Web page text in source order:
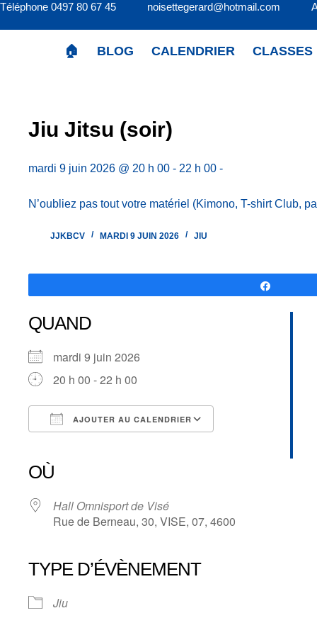
Passer
Téléphone 0497 80 67 45 noisettegerard@hotmail.com
🏠 BLOG CALENDRIER CLASSES
Jiu Jitsu (soir)
mardi 9 juin 2026 @ 20 h 00 - 22 h 00 -
N’oubliez pas tout votre matériel (Kimono, T-shirt Club,
JJKBCV MARDI 9 JUIN 2026 JIU
QUAND
mardi 9 juin 2026
20 h 00 - 22 h 00
AJOUTER AU CALENDRIER
OÙ
Hall Omnisport de Visé
Rue de Berneau, 30, VISE, 07, 4600
TYPE D’ÉVÈNEMENT
Jiu